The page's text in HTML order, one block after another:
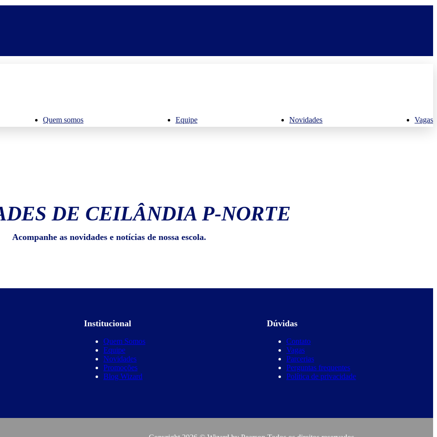
Quem somos Equipe Novidades Vagas
DE CEILÂNDIA P-NORTE
Acompanhe as novidades e notícias de nossa escola.
Institucional
Quem Somos
Equipe
Novidades
Promoções
Blog Wizard
Dúvidas
Contato
Vagas
Parcerias
Perguntas frequentes
Política de privacidade